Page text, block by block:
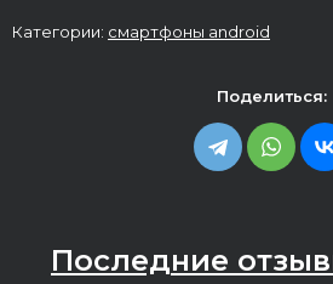
Категории: смартфоны android
Поделиться:
Последние